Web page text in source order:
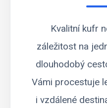
Kvalitní kufr
záležitost na
dlouhodobý
Vámi procestuje
i vzdálené